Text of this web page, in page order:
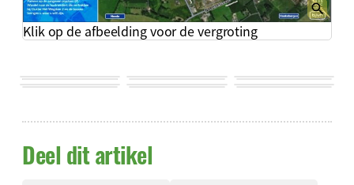
Klik op de afbeelding voor de vergroting
Deel dit artikel